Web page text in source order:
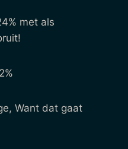
met als
Want dat gaat